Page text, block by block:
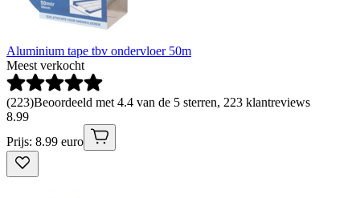
Aluminium tape tbv ondervloer 50m
Meest verkocht
(223)Beoordeeld met 4.4 van de 5 sterren, 223 klantreviews
8.99
Prijs: 8.99 euro